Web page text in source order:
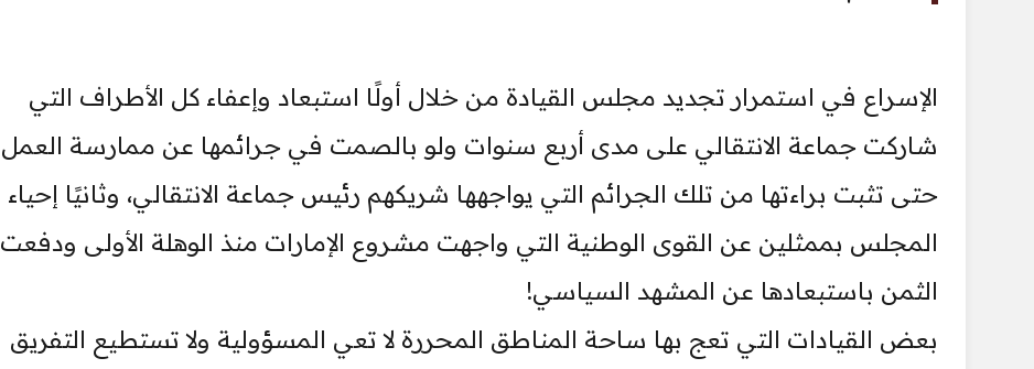
الإسراع في استمرار تجديد مجلس القيادة من خلال أولًا استبعاد وإعفاء كل الأطراف التي
شاركت جماعة الانتقالي على مدى أربع سنوات ولو بالصمت في جرائمها عن ممارسة العمل
حتى تثبت براءتها من تلك الجرائم التي يواجهها شريكهم رئيس جماعة الانتقالي، وثانيًا إحياء
المجلس بممثلين عن القوى الوطنية التي واجهت مشروع الإمارات منذ الوهلة الأولى ودفعت
الثمن باستبعادها عن المشهد السياسي!
بعض القيادات التي تعج بها ساحة المناطق المحررة لا تعي المسؤولية ولا تستطيع التفريق